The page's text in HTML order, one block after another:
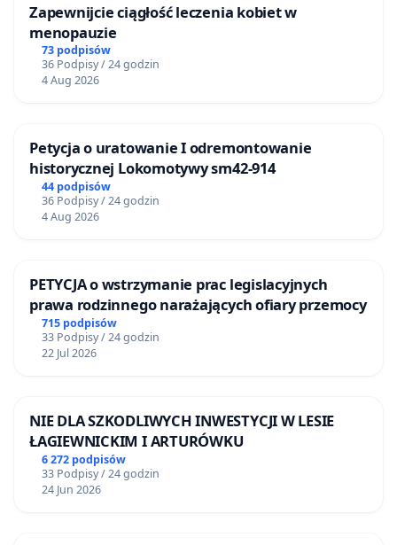
Zapewnijcie ciągłość leczenia kobiet w
menopauzie
73 podpisów
36 Podpisy / 24 godzin
4 Aug 2026
Petycja o uratowanie I odremontowanie
historycznej Lokomotywy sm42-914
44 podpisów
36 Podpisy / 24 godzin
4 Aug 2026
PETYCJA o wstrzymanie prac legislacyjnych
prawa rodzinnego narażających ofiary przemocy
715 podpisów
33 Podpisy / 24 godzin
22 Jul 2026
NIE DLA SZKODLIWYCH INWESTYCJI W LESIE
ŁAGIEWNICKIM I ARTURÓWKU
6 272 podpisów
33 Podpisy / 24 godzin
24 Jun 2026